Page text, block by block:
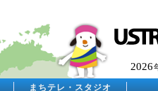
2026
まちテレ・スタジオ